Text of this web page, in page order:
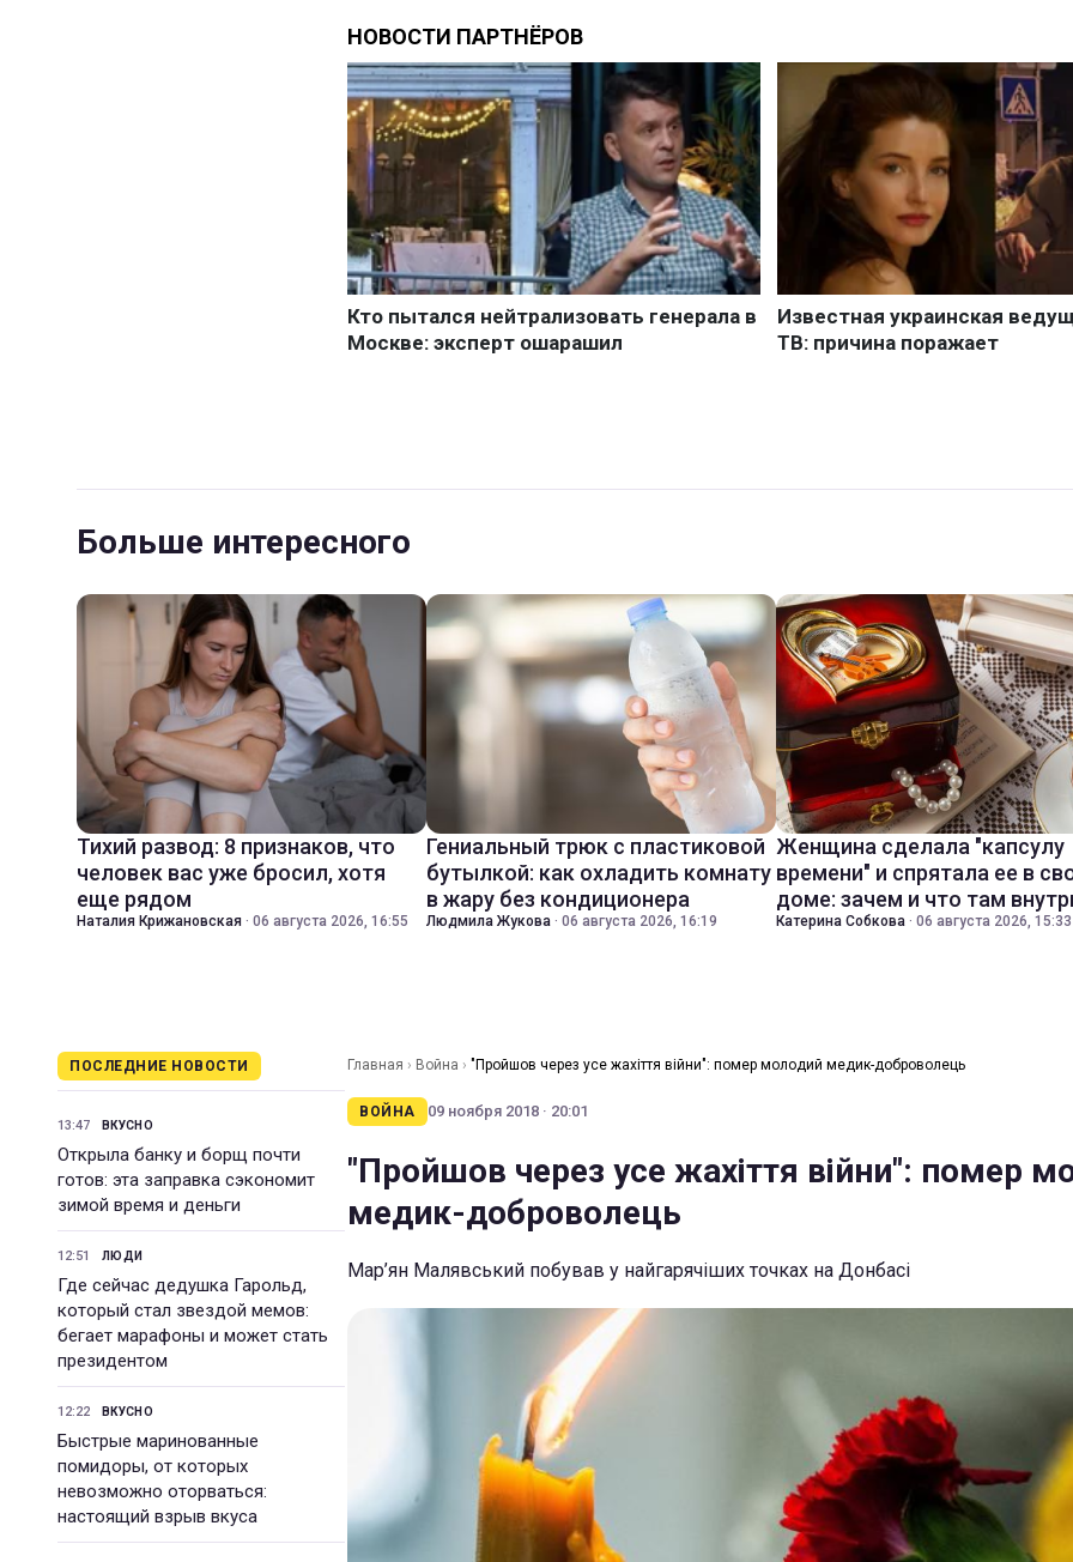
Больше интересного
Тихий развод: 8 признаков, что
человек вас уже бросил, хотя
еще рядом
Наталия Крижановская · 06 августа 2026, 16:55
Гениальный трюк с пластиковой
бутылкой: как охладить комнату
в жару без кондиционера
Людмила Жукова · 06 августа 2026, 16:19
Женщина сделала "капсулу
времени" и спрятала ее в
доме: зачем и что там
Катерина Собкова · 06 августа 2026, 15:33
ПОСЛЕДНИЕ НОВОСТИ
13:47 ВКУСНО
Открыла банку и борщ почти
готов: эта заправка сэкономит
зимой время и деньги
12:51 ЛЮДИ
Где сейчас дедушка Гарольд,
который стал звездой мемов:
бегает марафоны и может стать
президентом
12:22 ВКУСНО
Быстрые маринованные
помидоры, от которых
невозможно оторваться:
настоящий взрыв вкуса
Главная › Война › "Пройшов через усе жахіття війни": помер молодий медик-доброволець
ВОЙНА 09 ноября 2018 · 20:01
"Пройшов через усе жахіття війни": помер
медик-доброволець
Мар’ян Малявський побував у найгарячіших точках на Донбасі